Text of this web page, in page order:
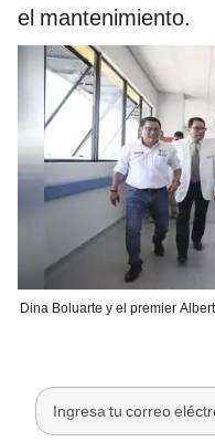
el mantenimiento.
Dina Boluarte y el premier